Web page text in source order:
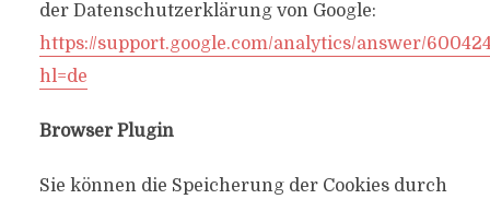
der Datenschutzerklärung von Google:
https://support.google.com/analytics/answer/
hl=de
Browser Plugin
Sie können die Speicherung der Cookies durch